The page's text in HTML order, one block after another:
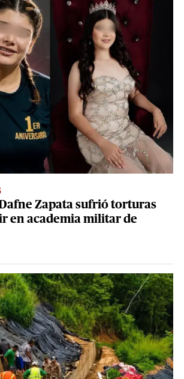
Zapata sufrió torturas
en academia militar de